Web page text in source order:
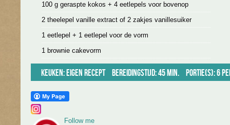
100 g geraspte kokos + 4 eetlepels voor bovenop
2 theelepel vanille extract of 2 zakjes vanillesuiker
1 eetlepel + 1 eetlepel voor de vorm
1 brownie cakevorm
Keuken: Eigen recept Bereidingstijd: 45 min. Portie(s): 6
Follow me